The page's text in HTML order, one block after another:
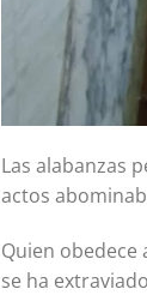
Las alabanzas
actos
Quien obedece
se ha